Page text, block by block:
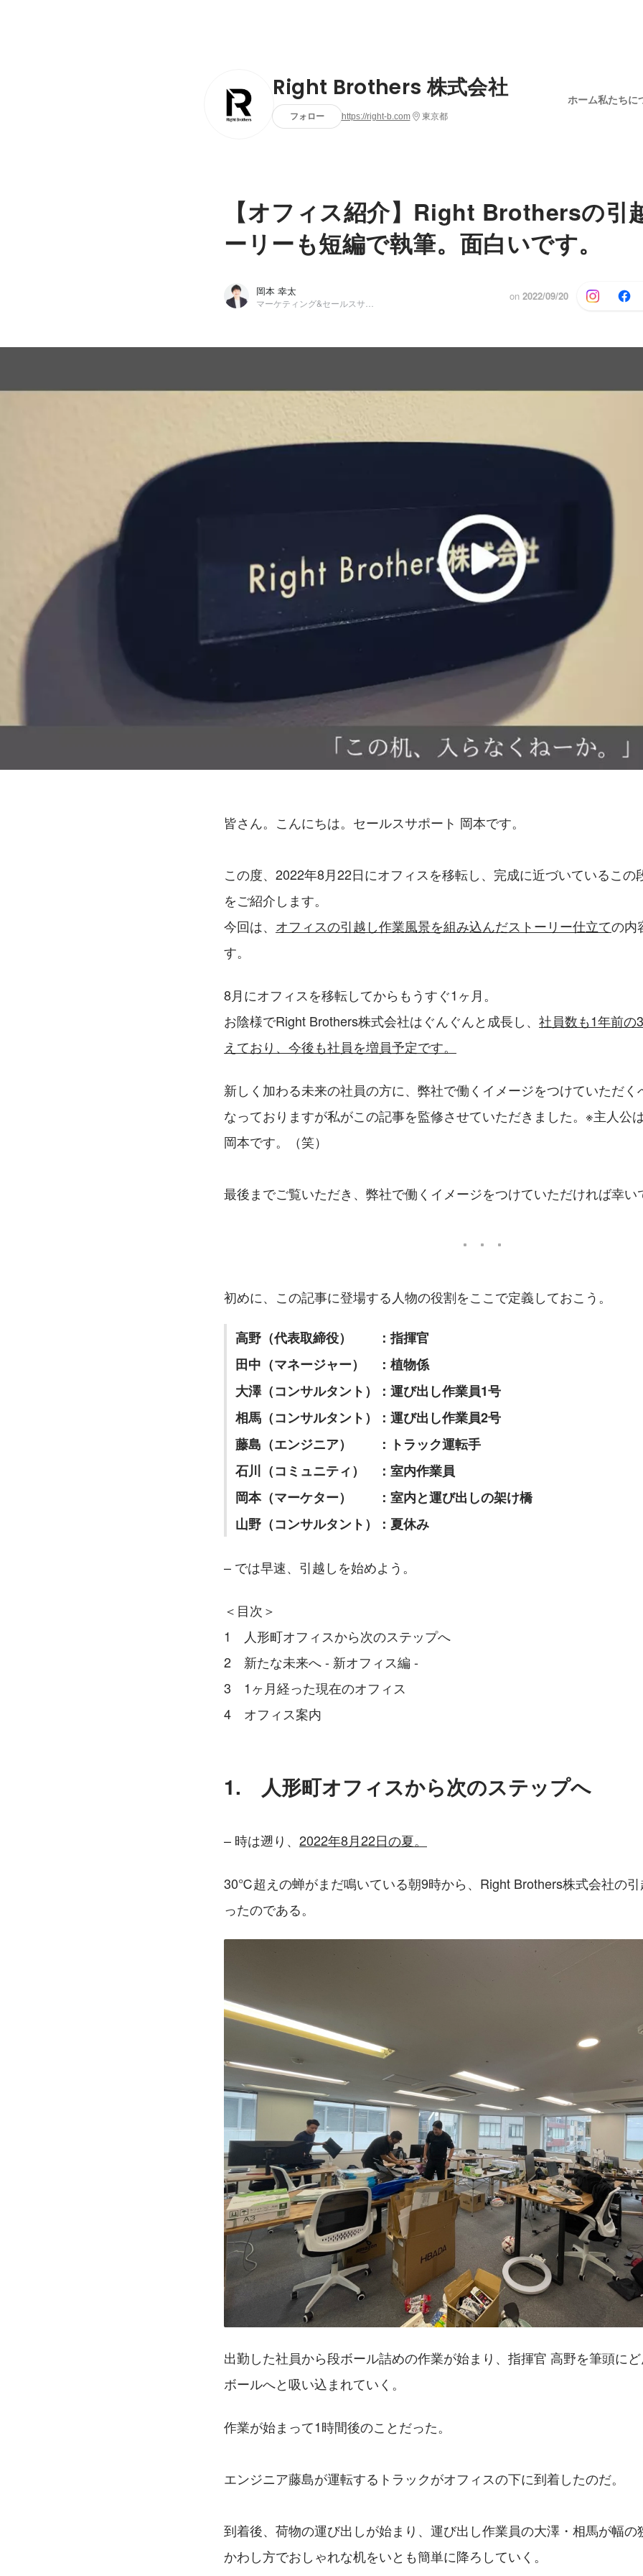
Right Brothers 株式会社
フォロー https://right-b.com 東京都
ホーム私たちに
【オフィス紹介】Right Brothersの引
ーリーも短編で執筆。面白いです。
岡本 幸太 on 2022/09/20
皆さん。こんにちは。セールスサポート 岡本です。
この度、2022年8月22日にオフィスを移転し、完成に近づいているこの
をご紹介します。
今回は、 オフィスの引越し作業風景を組み込んだストーリー仕立ての内
す。
8月にオフィスを移転してからもうすぐ1ヶ月。
お陰様でRight Brothers株式会社はぐんぐんと成長し、 社員数も1年前の
えており、今後も社員を増員予定です。
新しく加わる未来の社員の方に、弊社で働くイメージをつけていただく
なっておりますが私がこの記事を監修させていただきました。※主人公は
岡本です。（笑）
最後までご覧いただき、弊社で働くイメージをつけていただければ幸い
初めに、この記事に登場する人物の役割をここで定義しておこう。
高野（代表取締役）　　：指揮官
田中（マネージャー）　：植物係
大澤（コンサルタント）：運び出し作業員1号
相馬（コンサルタント）：運び出し作業員2号
藤島（エンジニア）　　：トラック運転手
石川（コミュニティ）　：室内作業員
岡本（マーケター）　　：室内と運び出しの架け橋
山野（コンサルタント）：夏休み
– では早速、引越しを始めよう。
＜目次＞
1　人形町オフィスから次のステップへ
2　新たな未来へ - 新オフィス編 -
3　1ヶ月経った現在のオフィス
4　オフィス案内
1.　人形町オフィスから次のステップへ
– 時は遡り、 2022年8月22日の夏。
30℃超えの蝉がまだ鳴いている朝9時から、Right Brothers株式会社の引
ったのである。
出勤した社員から段ボール詰めの作業が始まり、指揮官 高野を筆頭に
ボールへと吸い込まれていく。
作業が始まって1時間後のことだった。
エンジニア藤島が運転するトラックがオフィスの下に到着したのだ。
到着後、荷物の運び出しが始まり、運び出し作業員の大澤・相馬が幅の
かわし方でおしゃれな机をいとも簡単に降ろしていく。
岡本 幸太